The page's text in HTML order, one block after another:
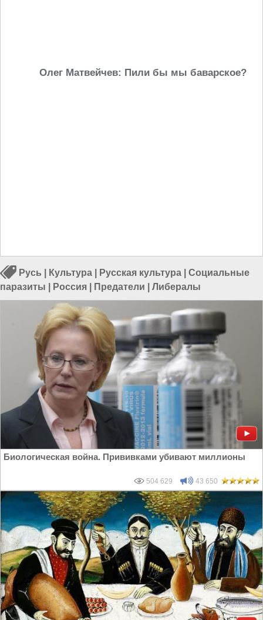
Олег Матвейчев: Пили бы мы баварское?
Русь Культура Русская культура
Социальные
паразиты
Россия Предатели Либералы
Биологическая война. Прививками убивают миллионы
504 629 43 650